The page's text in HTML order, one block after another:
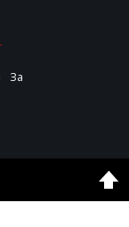
За